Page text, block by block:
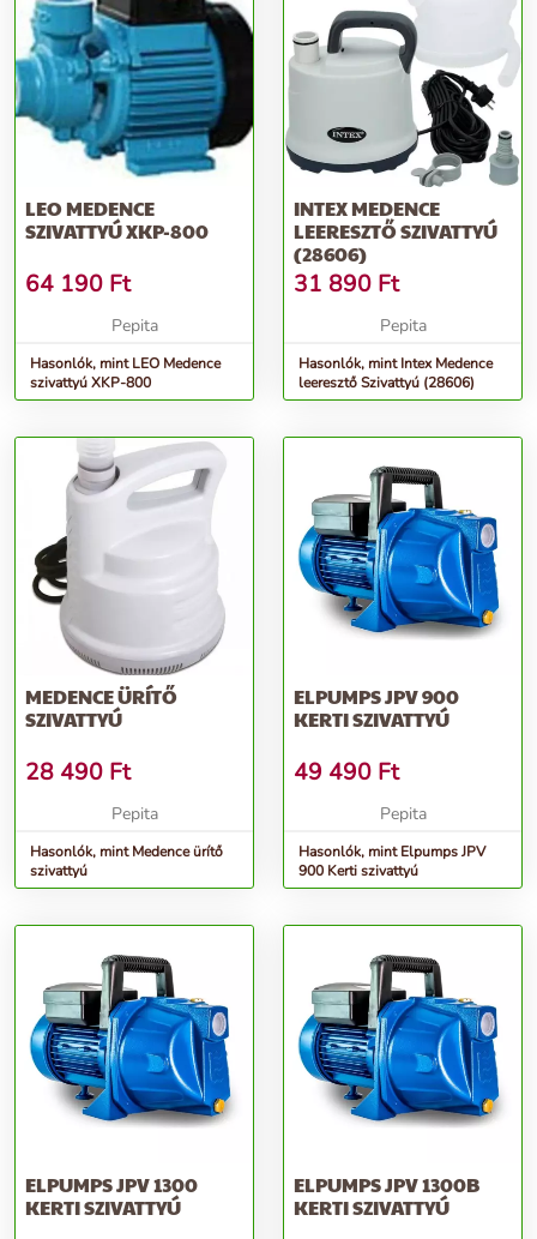
LEO MEDENCE
SZIVATTYÚ XKP-800
64 190 Ft
Pepita
Hasonlók, mint LEO Medence
szivattyú XKP-800
INTEX MEDENCE
LEERESZTŐ SZIVATTYÚ
(28606)
31 890 Ft
Pepita
Hasonlók, mint Intex Medence
leeresztő Szivattyú (28606)
MEDENCE ÜRÍTŐ
SZIVATTYÚ
28 490 Ft
Pepita
Hasonlók, mint Medence ürítő
szivattyú
ELPUMPS JPV 900
KERTI SZIVATTYÚ
49 490 Ft
Pepita
Hasonlók, mint Elpumps JPV
900 Kerti szivattyú
ELPUMPS JPV 1300
KERTI SZIVATTYÚ
ELPUMPS JPV 1300B
KERTI SZIVATTYÚ